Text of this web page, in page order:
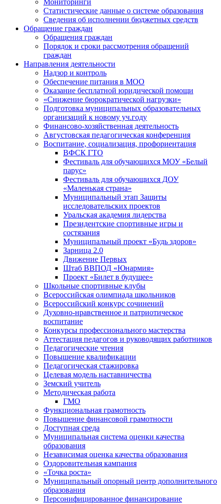
Мониторинги
Статистические данные о системе образования
Сведения об исполнении бюджетных средств
Обращение граждан
Обращения граждан
Порядок и сроки рассмотрения обращений
граждан
Направления деятельности
Надзор и контроль
Обеспечение питания в МОО
Оказание бесплатной юридической помощи
«Снижение бюрократической нагрузки»
Подготовка муниципальных образовательных
организаций к новому уч.году
Финансово-хозяйственная деятельность
Августовская педагогическая конференция
Воспитание, социализация, профориентация
ВФСК ГТО
Фестиваль для обучающихся МОУ «Белый
парус»
Фестиваль для обучающихся ДОУ
«Маленькая страна»
Муниципальный этап Защиты
исследовательских проектов
Уральская академия лидерства
Президентские спортивные игры и
состязания
Муниципальный проект «Будь здоров»
Зарница 2.0
Движение Первых
Штаб ВВПОД «Юнармия»
Проект «Билет в будущее»
Школьные спортивные клубы
Всероссийская олимпиада школьников
Всероссийский конкурс сочинений
Духовно-нравственное и патриотическое
воспитание
Конкурсы профессионального мастерства
Аттестация педагогов и руководящих работников
Педагогические чтения
Повышение квалификации
Педагогическая стажировка
Целевая модель наставничества
Земский учитель
Методическая работа
ГМО
Функциональная грамотность
Повышение финансовой грамотности
Доступная среда
Муниципальная система оценки качества
образования
Независимая оценка качества образования
Оздоровительная кампания
«Точка роста»
Муниципальный опорный центр дополнительного
образования
Персонифицированное финансирование